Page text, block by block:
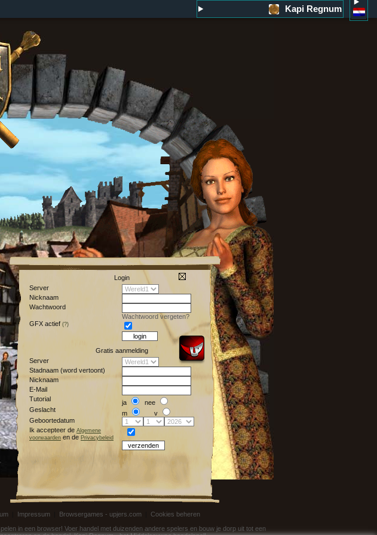
Kapi Regnum
Login
Server
Nicknaam
Wachtwoord
Wachtwoord vergeten?
GFX actief (?)
Gratis aanmelding
Server
Stadnaam (word vertoont)
Nicknaam
E-Mail
Tutorial
ja
nee
Geslacht
m
v
Geboortedatum
Ik accepteer de Algemene
voorwaarden en de Privacybeleid
Impressum Browsergames - upjers.com
Cookies beheren
in een browser! Voer handel met duizenden andere spelers en bouw je dorp uit tot een